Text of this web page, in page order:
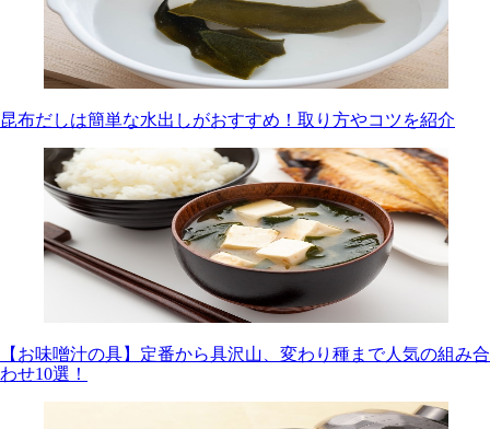
昆布だしは簡単な水出しがおすすめ！取り方やコツを紹介
【お味噌汁の具】定番から具沢山、変わり種まで人気の組み合
わせ10選！